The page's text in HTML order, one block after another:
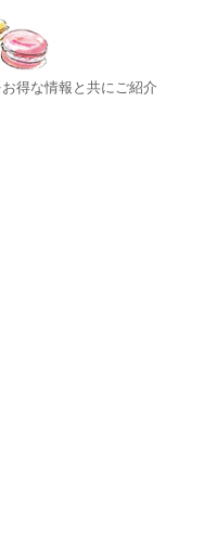
得な情報と共にご紹介